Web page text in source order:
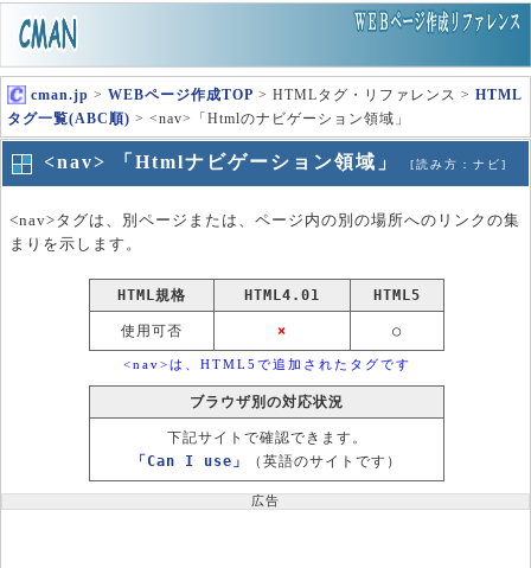
cman.jp > WEBページ作成TOP > HTMLタグ・リファレンス > HTML
タグ一覧(ABC順) > <nav>「Htmlのナビゲーション領域」
<nav> 「Htmlナビゲーション領域」 [読み方：ナビ]
<nav>タグは、別ページまたは、ページ内の別の場所へのリンクの集
まりを示します。
HTML規格 HTML4.01 HTML5
使用可否 × ○
<nav>は、HTML5で追加されたタグです
ブラウザ別の対応状況
下記サイトで確認できます。
「Can I use」
（英語のサイトです）
広告